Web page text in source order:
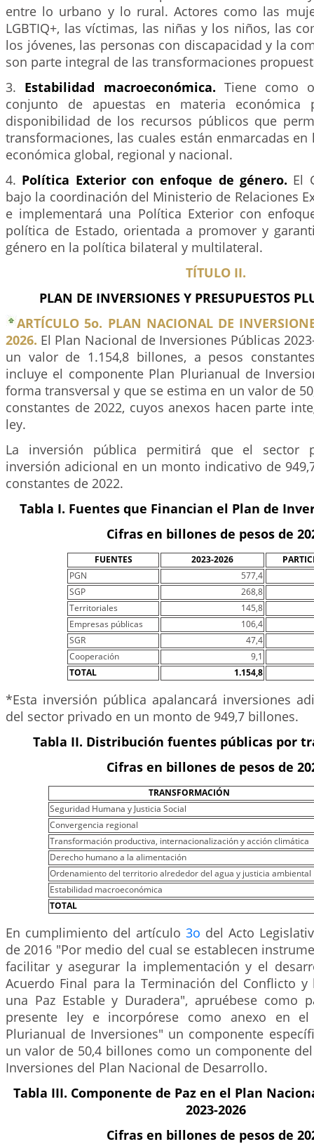
entre lo urbano y lo rural. Actores como las
LGBTIQ+, las víctimas, las niñas y los niños, las
los jóvenes, las personas con discapacidad y la
son parte integral de las transformaciones
3. Estabilidad macroeconómica. Tiene como
conjunto de apuestas en materia económica
disponibilidad de los recursos públicos que
transformaciones, las cuales están enmarcadas
económica global, regional y nacional.
4. Política Exterior con enfoque de género. El
bajo la coordinación del Ministerio de Relaciones
e implementará una Política Exterior con
política de Estado, orientada a promover y
género en la política bilateral y multilateral.
TÍTULO II.
PLAN DE INVERSIONES Y PRESUPUESTOS
ARTÍCULO 5o. PLAN NACIONAL DE
2026. El Plan Nacional de Inversiones Públicas
un valor de 1.154,8 billones, a pesos
incluye el componente Plan Plurianual de
forma transversal y que se estima en un valor de
constantes de 2022, cuyos anexos hacen parte
ley.
La inversión pública permitirá que el sector
inversión adicional en un monto indicativo de
constantes de 2022.
Tabla I. Fuentes que Financian el Plan de
Cifras en billones de pesos de
FUENTES 2023-2026
PGN
577,4
SGP
268,8
Territoriales
145,8
Empresas públicas
106,4
SGR
47,4
Cooperación
9,1
TOTAL
1.154,8
*Esta inversión pública apalancará inversiones
del sector privado en un monto de 949,7 billones.
Tabla II. Distribución fuentes públicas por
Cifras en billones de pesos de
TRANSFORMACIÓN
Seguridad Humana y Justicia Social
Convergencia regional
Transformación productiva, internacionalización y acción climática
Derecho humano a la alimentación
Ordenamiento del territorio alrededor del agua y justicia ambiental
Estabilidad macroeconómica
TOTAL
En cumplimiento del artículo 3o del Acto
de 2016 "Por medio del cual se establecen
facilitar y asegurar la implementación y el
Acuerdo Final para la Terminación del Conflicto y
una Paz Estable y Duradera", apruébese como
presente ley e incorpórese como anexo en el
Plurianual de Inversiones" un componente
un valor de 50,4 billones como un componente
Inversiones del Plan Nacional de Desarrollo.
Tabla III. Componente de Paz en el Plan
2023-2026
Cifras en billones de pesos de